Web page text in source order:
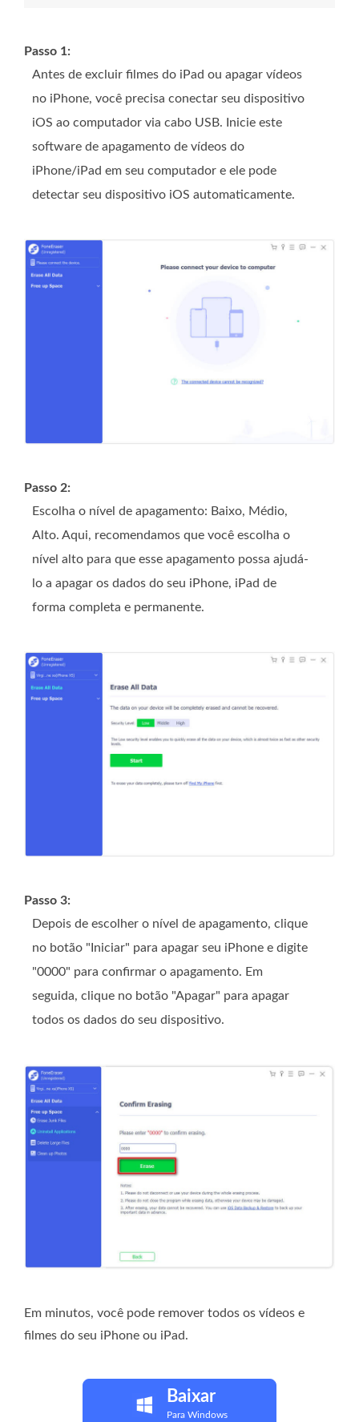
Passo 1:
Antes de excluir filmes do iPad ou apagar vídeos
no iPhone, você precisa conectar seu dispositivo
iOS ao computador via cabo USB. Inicie este
software de apagamento de vídeos do
iPhone/iPad em seu computador e ele pode
detectar seu dispositivo iOS automaticamente.
Passo 2:
Escolha o nível de apagamento: Baixo, Médio,
Alto. Aqui, recomendamos que você escolha o
nível alto para que esse apagamento possa ajudá-
lo a apagar os dados do seu iPhone, iPad de
forma completa e permanente.
Passo 3:
Depois de escolher o nível de apagamento, clique
no botão "Iniciar" para apagar seu iPhone e digite
"0000" para confirmar o apagamento. Em
seguida, clique no botão "Apagar" para apagar
todos os dados do seu dispositivo.
Em minutos, você pode remover todos os vídeos e
filmes do seu iPhone ou iPad.
Baixar
Para Windows